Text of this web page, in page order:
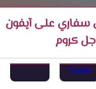
سفاري على آيفون
كروم
Tweet